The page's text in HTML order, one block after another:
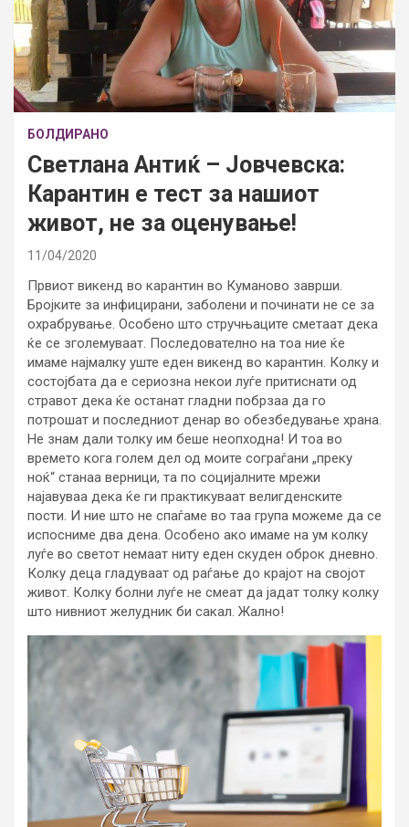
БОЛДИРАНО
Светлана Антиќ – Јовчевска:
Карантин е тест за нашиот
живот, не за оценување!
11/04/2020
Првиот викенд во карантин во Куманово заврши.
Бројките за инфицирани, заболени и починати не се за
охрабрување. Особено што стручњаците сметаат дека
ќе се зголемуваат. Последователно на тоа ние ќе
имаме најмалку уште еден викенд во карантин. Колку и
состојбата да е сериозна некои луѓе притиснати од
стравот дека ќе останат гладни побрзаа да го
потрошат и последниот денар во обезбедување храна.
Не знам дали толку им беше неопходна! И тоа во
времето кога голем дел од моите сограѓани „преку
ноќ“ станаа верници, та по социјалните мрежи
најавуваа дека ќе ги практикуваат велигденските
пости. И ние што не спаѓаме во таа група можеме да се
испосниме два дена. Особено ако имаме на ум колку
луѓе во светот немаат ниту еден скуден оброк дневно.
Колку деца гладуваат од раѓање до крајот на својот
живот. Колку болни луѓе не смеат да јадат толку колку
што нивниот желудник би сакал. Жално!